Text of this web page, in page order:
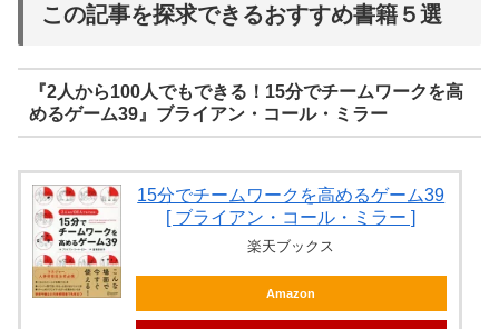
この記事を探求できるおすすめ書籍５選
『2人から100人でもできる！15分でチームワークを高
めるゲーム39』ブライアン・コール・ミラー
15分でチームワークを高めるゲーム39
[ ブライアン・コール・ミラー ]
楽天ブックス
Amazon